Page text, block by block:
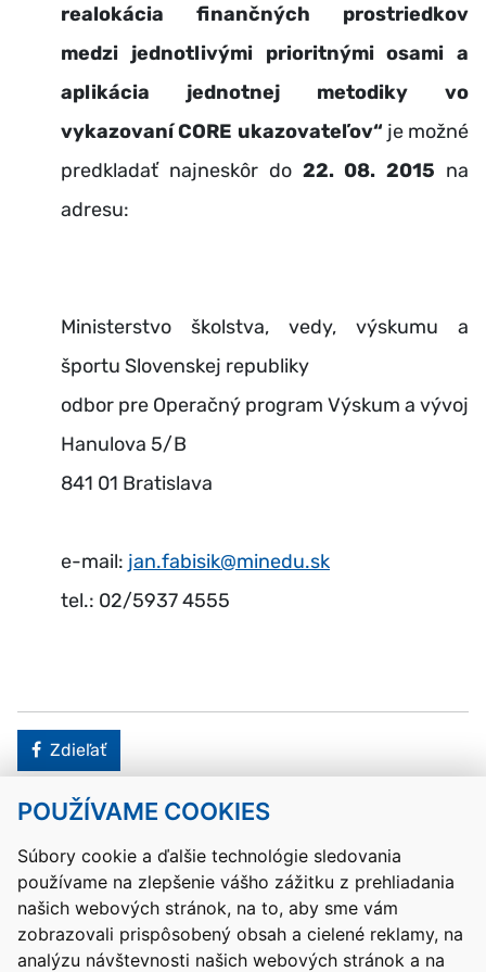
POUŽÍVAME COOKIES
Súbory cookie a ďalšie technológie sledovania
používame na zlepšenie vášho zážitku z prehliadania
našich webových stránok, na to, aby sme vám
zobrazovali prispôsobený obsah a cielené reklamy, na
analýzu návštevnosti našich webových stránok a na
realokácia finančných prostriedkov
medzi jednotlivými prioritnými osami a
aplikácia jednotnej metodiky vo
vykazovaní CORE ukazovateľov“ je možné
predkladať najneskôr do 22. 08. 2015 na
adresu:
Ministerstvo školstva, vedy, výskumu a
športu Slovenskej republiky
odbor pre Operačný program Výskum a vývoj
Hanulova 5/B
841 01 Bratislava
e-mail: jan.fabisik@minedu.sk
tel.: 02/5937 4555
Facebook
Zdieľať
Kontakty Mapa stránky RSS
Vyhlásenie o prístupnosti
Nastavenia cookies
Prevádzkovateľom služby je Ministerstvo školstva, výskumu,